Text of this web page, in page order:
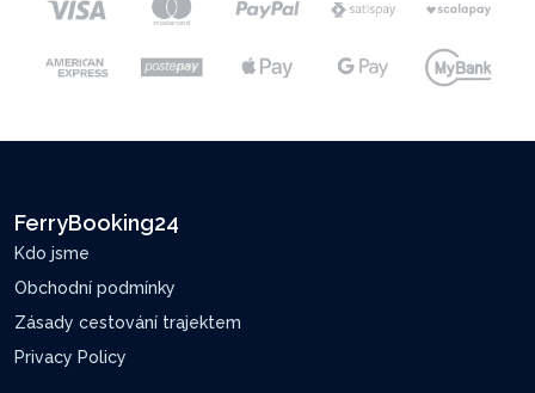
FerryBooking24
Kdo jsme
Obchodní podmínky
Zásady cestování trajektem
Privacy Policy